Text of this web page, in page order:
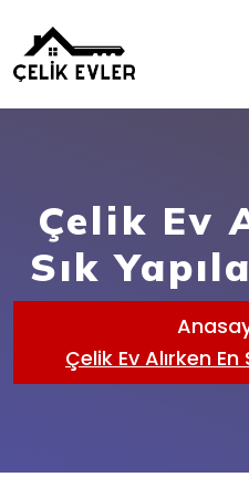
Çelik Ev
Sık
Çelik Ev Alırken